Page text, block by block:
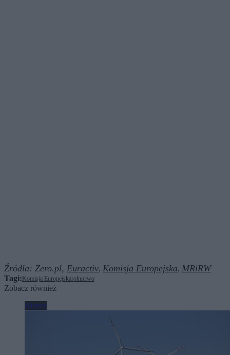
Źródła: Zero.pl, Euractiv, Komisja Europejska, MRiRW
Tagi:Komisja Europejskarolnictwo
Zobacz również
Biznes